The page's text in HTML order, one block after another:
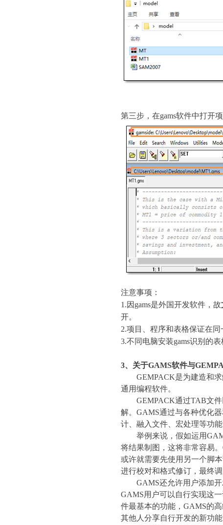
第三步，在gams软件中打开
注意事项：
1.因 gams是外国开发软件，故
开。
2.项目、程序和表格保证在
3.不同电脑安装gams识别的表
3、关于GAMS软件与
GEMPACK是为建造和
通用编程软件。
GEMPACK通过TAB文
解。 GAMS通过与各种优化
计、融入文件、宏处理等功
举例来说，假如运用
将结果制图，这将非常容易。
或许就需要先使用另一个脚
进行校对和格式修订，最终调
GAMS还允许用户添加
GAMS用户可以自行实现这
件最基本的功能， GAMS的
其他人分享自行开发的新功能